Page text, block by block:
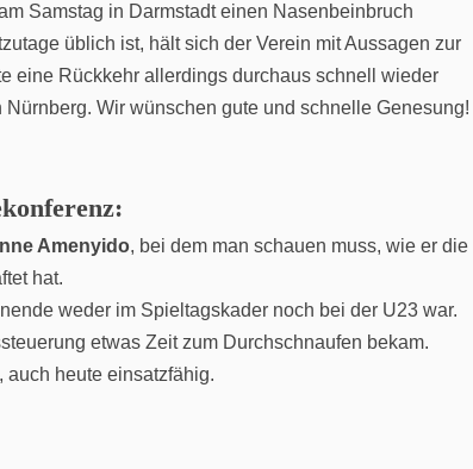
Samstag in Darmstadt einen Nasenbeinbruch
üblich ist, hält sich der Verein mit Aussagen zur
eine Rückkehr allerdings durchaus schnell wieder
Wir wünschen gute und schnelle Genesung!
Amenyido, bei dem man schauen muss, wie er die
hat.
weder im Spieltagskader noch bei der U23 war.
etwas Zeit zum Durchschnaufen bekam.
heute einsatzfähig.